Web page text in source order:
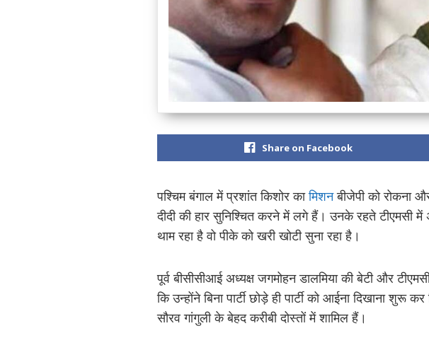
Share on Facebook
पश्चिम बंगाल में प्रशांत किशोर कामिशनबीजेपी को रोकना
दीदी की हार सुनिश्चित करने में लगे हैं। उनके रहते टीएमसी
थाम रहा है वो पीके को खरी खोटी सुना रहा है।
पूर्व बीसीसीआई अध्यक्ष जगमोहन डालमिया की बेटी और
कि उन्होंने बिना पार्टी छोड़े ही पार्टी को आईना दिखाना शुरू
सौरव गांगुली के बेहद करीबी दोस्तों में शामिल हैं।